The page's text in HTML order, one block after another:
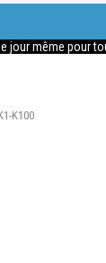
jour même pour
K100